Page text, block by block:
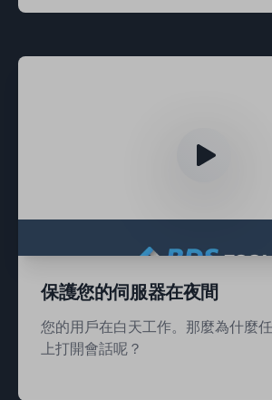
保護您的伺服器在夜間
您的用戶在白天工作。那麼為什麼
上打開會話呢？